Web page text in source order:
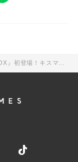
近藤真彦『ダウンタウンDX』初登場！キスマイ宮田やAぇ! group小島にマッチが質問、アイドル裏事情を語る